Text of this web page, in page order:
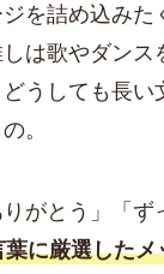
を詰め込みた
は歌やダンス
うしても長い
。
りがとう」「
葉に厳選したメ